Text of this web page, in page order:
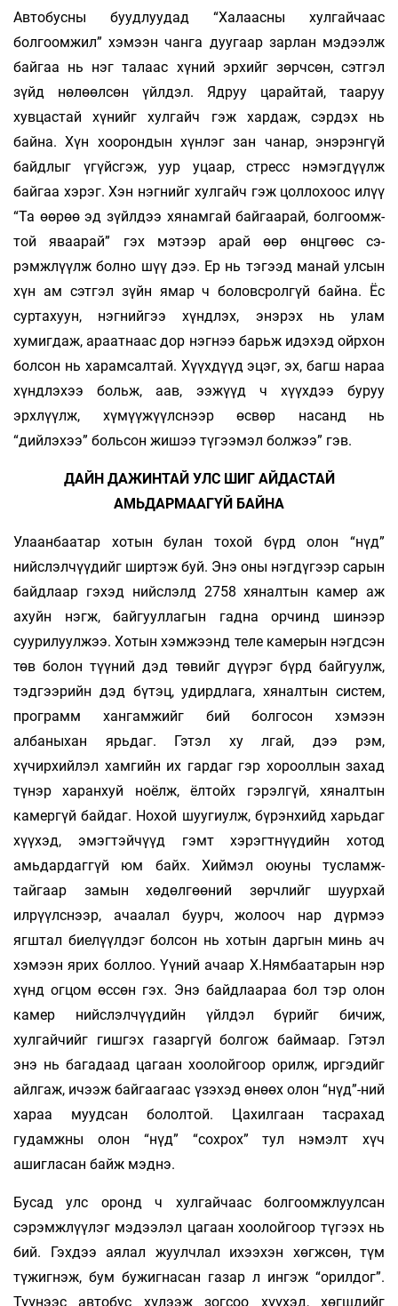
Автобусны буудлуудад “Халаасны хулгай­­чаас
болгоомжил” хэмээн чанга дуугаар зар­лан мэдээлж
байгаа нь нэг талаас хүний эр­­­хийг зөрчсөн, сэтгэл
зүйд нөлөөлсөн үйлдэл. Яд­руу царайтай, тааруу
хувцастай хүнийг хулгайч гэж хардаж, сэрдэх нь
байна. Хүн хоорондын хүн­­­­­­лэг зан чанар, энэрэнгүй
байдлыг үгүйсгэж, уур уцаар, стресс нэмэгдүүлж
байгаа хэ­рэг. Хэн нэг­­нийг хулгайч гэж цоллохоос илүү
“Та өөрөө эд зүйлдээ хянамгай байгаарай, болгоомж­­­­
той яваарай” гэх мэтээр арай өөр өнцгөөс сэ­­­
рэмжлүүлж болно шүү дээ. Ер нь тэгээд манай улсын
хүн ам сэтгэл зүйн ямар ч боловсролгүй байна. Ёс
суртахуун, нэгнийгээ хүндлэх, энэрэх нь улам
хумигдаж, араатнаас дор нэгнээ барьж идэ­хэд ойрхон
болсон нь харамсалтай. Хүүх­дүүд эцэг, эх, багш нараа
хүндлэхээ больж, аав, ээ­­­­жүүд ч хүүхдээ буруу
эрхлүүлж, хүмүүжүүлснээр өсвөр насанд нь
“дийлэхээ” больсон жишээ түгээмэл болжээ” гэв.
ДАЙН ДАЖИНТАЙ УЛС ШИГ АЙДАСТАЙ
АМЬДАРМААГҮЙ БАЙНА
Улаанбаатар хотын булан тохой бүрд олон “нүд”
нийслэлчүүдийг ширтэж буй. Энэ оны нэг­­­­дүгээр сарын
байдлаар гэхэд нийслэлд 2758 хя­­­­­­налтын камер аж
ахуйн нэгж, байгууллагын гадна орчинд шинээр
суурилуулжээ. Хо­тын хэм­­­­жээнд теле камерын нэгдсэн
төв болон түү­­­­­ний дэд төвийг дүүрэг бүрд байгуулж,
тэд­­гээ­­­­­­рийн дэд бүтэц, удирдлага, хяналтын систем,
программ хангамжийг бий болгосон хэ­­­мээн
албаныхан ярь­даг. Гэтэл ху лгай, дээ рэм,
хүчирхийлэл хамгийн их гардаг гэр хорооллын захад
түнэр харанхуй ноёлж, ёлтойх гэрэлгүй, хяналтын
камергүй байдаг. Нохой шуугиулж, бүрэн­хийд харь­даг
хүү­­­хэд, эмэгтэйчүүд гэмт хэрэгтнүү­­­дийн хо­тод
амьдардаггүй юм байх. Хиймэл оюуны тусламж­­
тайгаар замын хөдөлгөөний зөрчлийг шуур­­хай
илрүүлснээр, ачаалал буурч, жолооч нар дүрмээ
ягштал биелүүлдэг болсон нь хо­тын дар­гын минь ач
хэмээн ярих бол­лоо. Үүний ачаар Х.Нямбаатарын нэр
хүнд огцом өссөн гэх. Энэ байд­­лаараа бол тэр олон
камер нийслэлчүүдийн үйлдэл бүрийг бичиж,
хулгайчийг гишгэх газаргүй болгож баймаар. Гэ­тэл
энэ нь бага­­­даад цагаан хоолойгоор орилж, иргэ­дийг
айлгаж, ичээж байгаагаас үзэхэд өнөөх олон “нүд”-ний
хараа муудсан бололтой. Цахилгаан тасра­­­хад
гудамжны олон “нүд” “сохрох” тул нэмэлт хүч
ашигласан байж мэднэ.
Бусад улс оронд ч хулгайчаас болгоомж­­луулсан
сэрэмжлүүлэг мэдээлэл цагаан хоолойгоор түгээх нь
бий. Гэхдээ аялал жуулчлал ихээ­­хэн хөгжсөн, түм
түжигнэж, бум бужиг­­насан газар л ингэж “орилдог”.
Түүнээс авто­бус хүлээж зогсоо хүүхэд, хөгшдийг